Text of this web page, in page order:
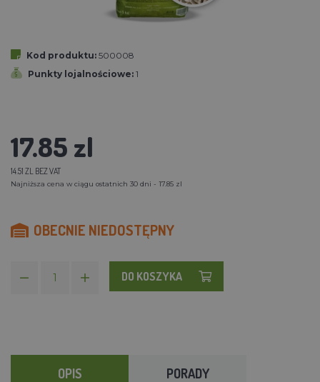
Kod produktu: 500008
Punkty lojalnościowe: 1
17.85 zl
14.51 ZL BEZ VAT
Najniższa cena w ciągu ostatnich 30 dni - 17.85 zl
OBECNIE NIEDOSTĘPNY
DO KOSZYKA
OPIS PORADY